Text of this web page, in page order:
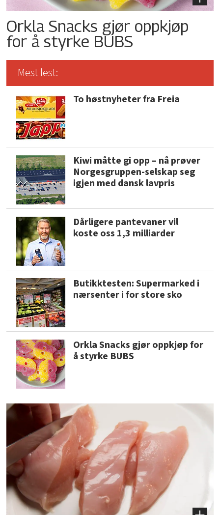
Orkla Snacks gjør oppkjøp
for å styrke BUBS
Mest lest:
To høstnyheter fra Freia
Kiwi måtte gi opp – nå prøver
Norgesgruppen-selskap seg
igjen med dansk lavpris
Dårligere pantevaner vil
koste oss 1,3 milliarder
Butikktesten: Supermarked i
nærsenter i for store sko
Orkla Snacks gjør oppkjøp for
å styrke BUBS